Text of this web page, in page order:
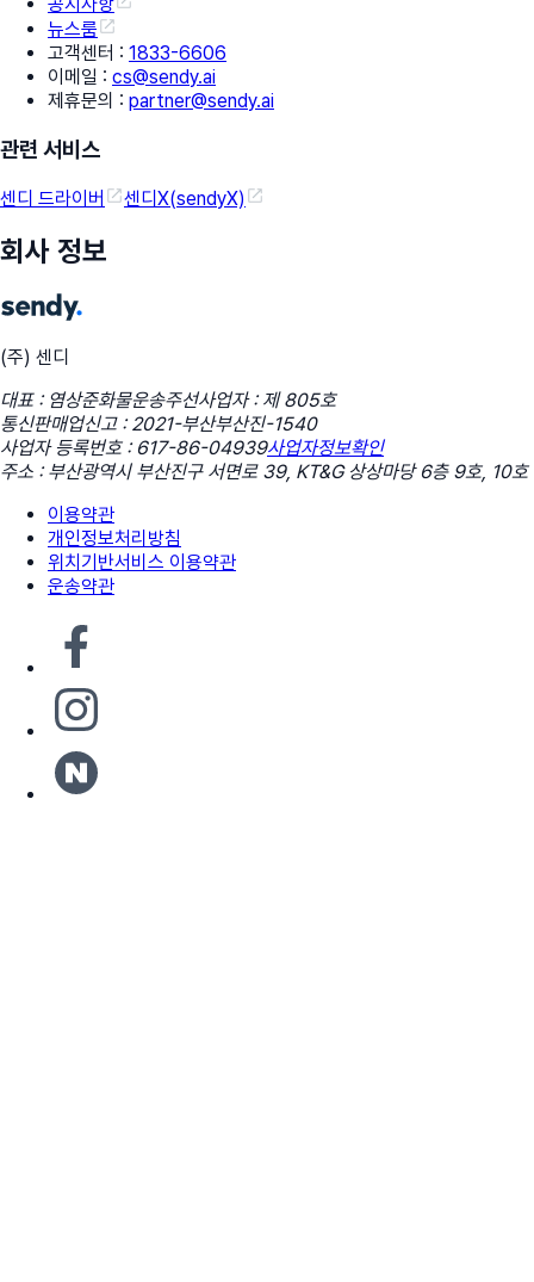
뉴스룸
고객센터 : 1833-6606
이메일 : cs@sendy.ai
제휴문의 : partner@sendy.ai
관련 서비스
센디 드라이버 센디X(sendyX)
회사 정보
(주) 센디
대표 : 염상준화물운송주선사업자 : 제 805호
통신판매업신고 : 2021-부산부산진-1540
사업자 등록번호 : 617-86-04939사업자정보확인
주소 : 부산광역시 부산진구 서면로 39, KT&G 상상마당 6층 9호, 10호
이용약관
개인정보처리방침
위치기반서비스 이용약관
운송약관